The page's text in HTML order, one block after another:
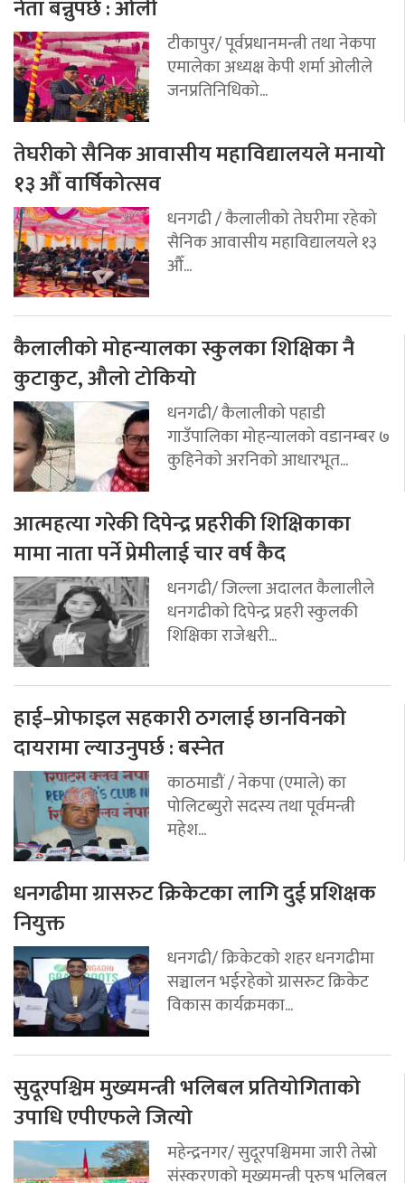
नेता बन्नुपर्छ : ओली
टीकापुर/ पूर्वप्रधानमन्त्री तथा नेकपा
एमालेका अध्यक्ष केपी शर्मा ओलीले
जनप्रतिनिधिको...
तेघरीको सैनिक आवासीय महाविद्यालयले मनायो
१३ औँ वार्षिकोत्सव
धनगढी / कैलालीको तेघरीमा रहेको
सैनिक आवासीय महाविद्यालयले १३
औँ...
कैलालीको मोहन्यालका स्कुलका शिक्षिका नै
कुटाकुट, औलो टोकियो
धनगढी/ कैलालीको पहाडी
गाउँपालिका मोहन्यालको वडानम्बर ७
कुहिनेको अरनिको आधारभूत...
आत्महत्या गरेकी दिपेन्द्र प्रहरीकी शिक्षिकाका
मामा नाता पर्ने प्रेमीलाई चार वर्ष कैद
धनगढी/ जिल्ला अदालत कैलालीले
धनगढीको दिपेन्द्र प्रहरी स्कुलकी
शिक्षिका राजेश्वरी...
हाई–प्रोफाइल सहकारी ठगलाई छानविनको
दायरामा ल्याउनुपर्छ : बस्नेत
काठमाडौं / नेकपा (एमाले) का
पोलिटब्युरो सदस्य तथा पूर्वमन्त्री
महेश...
धनगढीमा ग्रासरुट क्रिकेटका लागि दुई प्रशिक्षक
नियुक्त
धनगढी/ क्रिकेटको शहर धनगढीमा
सञ्चालन भईरहेको ग्रासरुट क्रिकेट
विकास कार्यक्रमका...
सुदूरपश्चिम मुख्यमन्त्री भलिबल प्रतियोगिताको
उपाधि एपीएफले जित्यो
महेन्द्रनगर/ सुदूरपश्चिममा जारी तेस्रो
संस्करणको मुख्यमन्त्री पुरुष भलिबल